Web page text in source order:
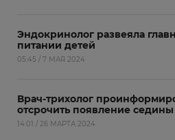
Эндокринолог развеяла
питании детей
05:45 / 7 МАЯ 2024
Врач-трихолог
отсрочить появление седины
14:01 / 26 МАРТА 2024